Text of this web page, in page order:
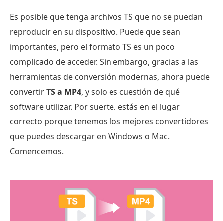
Es posible que tenga archivos TS que no se puedan
reproducir en su dispositivo. Puede que sean
importantes, pero el formato TS es un poco
complicado de acceder. Sin embargo, gracias a las
herramientas de conversión modernas, ahora puede
convertirTS a MP4, y solo es cuestión de qué
software utilizar. Por suerte, estás en el lugar
correcto porque tenemos los mejores convertidores
que puedes descargar en Windows o Mac.
Comencemos.